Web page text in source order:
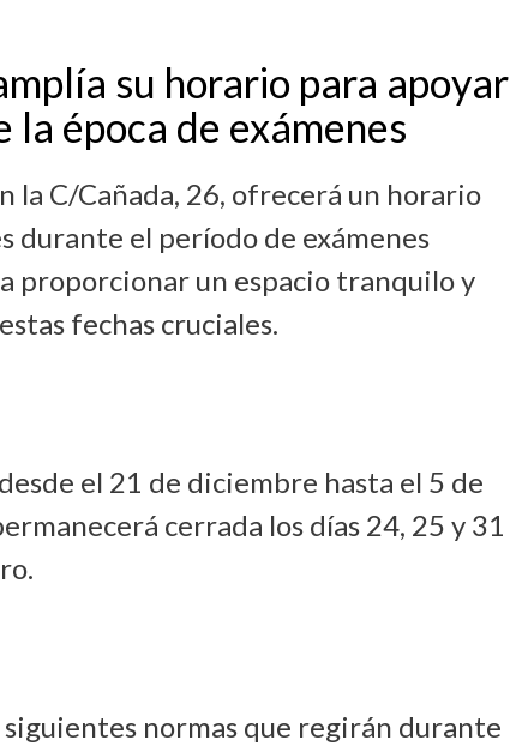
su horario para apoyar
época de exámenes
la C/Cañada, 26, ofrecerá un horario
durante el período de exámenes
proporcionar un espacio tranquilo y
fechas cruciales.
el 21 de diciembre hasta el 5 de
cerrada los días 24, 25 y 31
normas que regirán durante